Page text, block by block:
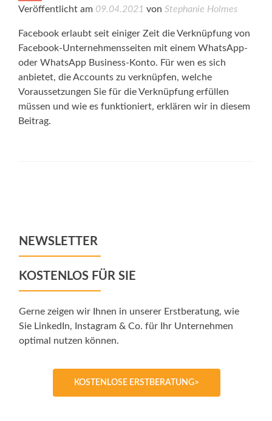
Veröffentlicht am 09.04.2021 von Stephanie Holmes
Facebook erlaubt seit einiger Zeit die Verknüpfung von
Facebook-Unternehmensseiten mit einem WhatsApp-
oder WhatsApp Business-Konto. Für wen es sich
anbietet, die Accounts zu verknüpfen, welche
Voraussetzungen Sie für die Verknüpfung erfüllen
müssen und wie es funktioniert, erklären wir in diesem
Beitrag.
NEWSLETTER
KOSTENLOS FÜR SIE
Gerne zeigen wir Ihnen in unserer Erstberatung, wie
Sie LinkedIn, Instagram & Co. für Ihr Unternehmen
optimal nutzen können.
KOSTENLOSE ERSTBERATUNG>